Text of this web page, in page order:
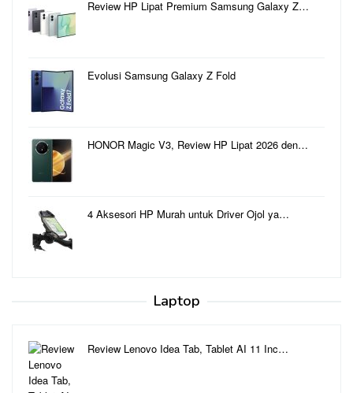
Review HP Lipat Premium Samsung Galaxy Z…
Evolusi Samsung Galaxy Z Fold
HONOR Magic V3, Review HP Lipat 2026 den…
4 Aksesori HP Murah untuk Driver Ojol ya…
Laptop
Review Lenovo Idea Tab, Tablet AI 11 Inc…